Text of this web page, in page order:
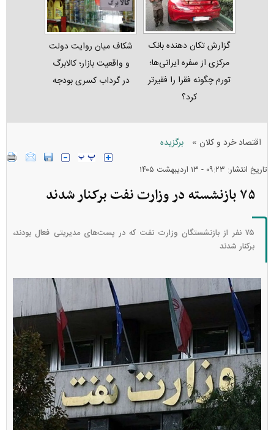
گزارش تکان‌ دهنده بانک
مرکزی از سفره ایرانی‌ها؛
تورم چگونه فقرا را فقیرتر
کرد؟
شکاف میان روایت دولت
و واقعیت بازار؛ کالابرگ
در گرداب کسری بودجه
اقتصاد خرد و کلان » برگزیده
تاریخ انتشار: ۰۹:۲۳ - ۱۳ ارديبهشت ۱۴۰۵
۷۵ بازنشسته در وزارت نفت برکنار شدند
۷۵ نفر از بازنشستگان وزارت نفت که در پست‌های مدیریتی فعال بودند،
برکنار شدند